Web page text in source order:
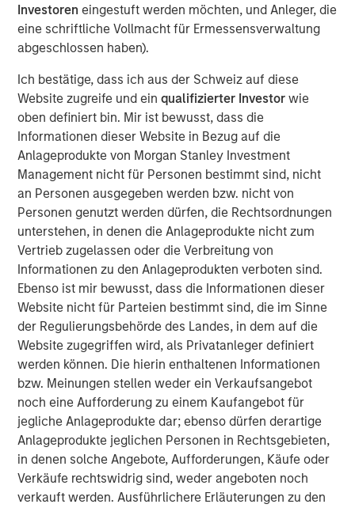
Investoren eingestuft werden möchten, und Anleger, die
eine schriftliche Vollmacht für Ermessensverwaltung
abgeschlossen haben).
Ich bestätige, dass ich aus der Schweiz auf diese
Website zugreife und ein qualifizierter Investor wie
oben definiert bin. Mir ist bewusst, dass die
Informationen dieser Website in Bezug auf die
Anlageprodukte von Morgan Stanley Investment
Management nicht für Personen bestimmt sind, nicht
an Personen ausgegeben werden bzw. nicht von
Personen genutzt werden dürfen, die Rechtsordnungen
unterstehen, in denen die Anlageprodukte nicht zum
Vertrieb zugelassen oder die Verbreitung von
Informationen zu den Anlageprodukten verboten sind.
Ebenso ist mir bewusst, dass die Informationen dieser
Website nicht für Parteien bestimmt sind, die im Sinne
der Regulierungsbehörde des Landes, in dem auf die
Website zugegriffen wird, als Privatanleger definiert
werden können. Die hierin enthaltenen Informationen
bzw. Meinungen stellen weder ein Verkaufsangebot
noch eine Aufforderung zu einem Kaufangebot für
jegliche Anlageprodukte dar; ebenso dürfen derartige
Anlageprodukte jeglichen Personen in Rechtsgebieten,
in denen solche Angebote, Aufforderungen, Käufe oder
Verkäufe rechtswidrig sind, weder angeboten noch
verkauft werden. Ausführlichere Erläuterungen zu den
Portfolio Solutions Group
The Portfolio Solutions Group is a comprehensive multi-
and types (traditional and alternative), through solutions
that span fully liquid (public assets), comprehensive
(public and private assets) and fully private portfolios.
Offerings are delivered via a managed portfolio or model,
in discretionary or advisory format.
Ähnliche Einblicke
CARON’S CORNER
There’s a New Sheriff in Town: Culture
Change at the Fed
CARON’S CORNER
The Blurred Lines Between Growth and Value
Create an Investment Opportunity
CARON’S CORNER
Adapting to a Structurally Higher Nominal
World